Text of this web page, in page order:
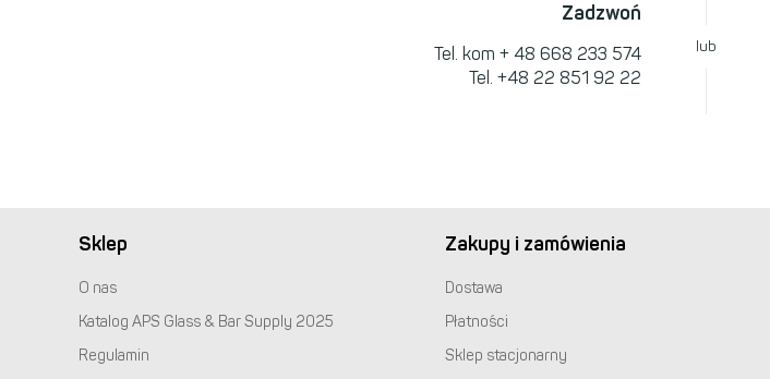
Zadzwoń
Tel. kom + 48 668 233 574
Tel. +48 22 851 92 22
lub
Sklep
O nas
Katalog APS Glass & Bar Supply 2025
Regulamin
Zakupy i zamówienia
Dostawa
Płatności
Sklep stacjonarny